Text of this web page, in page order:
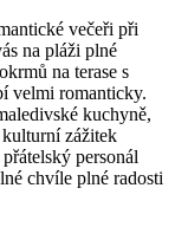
⁤večeři při
na pláži plné
na terase⁢ s
velmi ⁣romanticky.
kuchyně,
zážitek
personál
⁢chvíle plné radosti‌